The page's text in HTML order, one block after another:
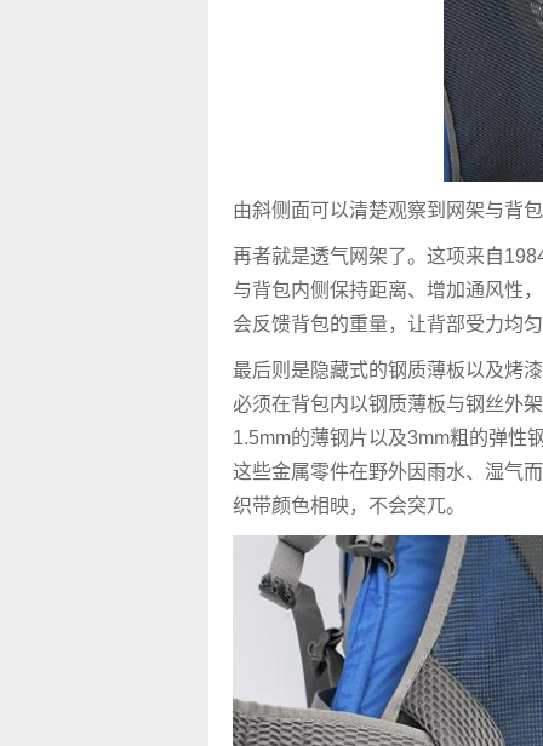
由斜侧面可以清楚观察到网架与背
再者就是透气网架了。这项来自
与背包内侧保持距离、增加通风性
会反馈背包的重量，让背部受力均
最后则是隐藏式的钢质薄板以及烤
必须在背包内以钢质薄板与钢丝外
1.5mm的薄钢片以及3mm粗的弹性
这些金属零件在野外因雨水、湿气
织带颜色相映，不会突兀。